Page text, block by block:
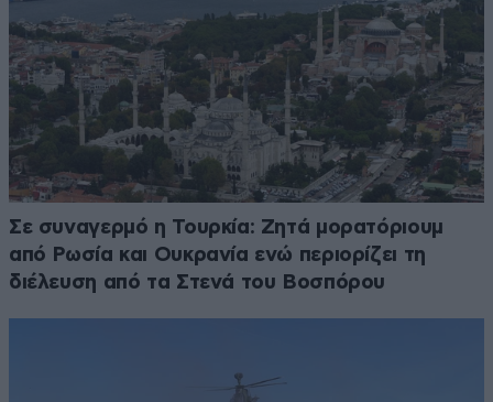
Σε συναγερμό η Τουρκία: Ζητά μορατόριουμ
από Ρωσία και Ουκρανία ενώ περιορίζει τη
διέλευση από τα Στενά του Βοσπόρου